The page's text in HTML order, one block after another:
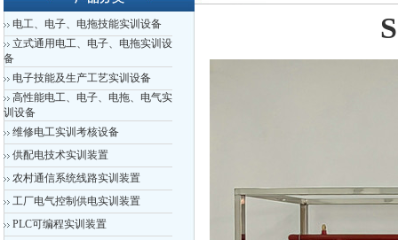
电工、电子、电拖技能实训设备
立式通用电工、电子、电拖实训设
备
电子技能及生产工艺实训设备
高性能电工、电子、电拖、电气实
训设备
维修电工实训考核设备
供配电技术实训装置
农村通信系统线路实训装置
工厂电气控制供电实训装置
PLC可编程实训装置